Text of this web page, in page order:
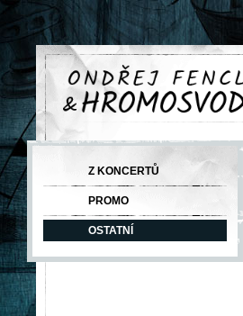
Z KONCERTŮ
PROMO
OSTATNÍ